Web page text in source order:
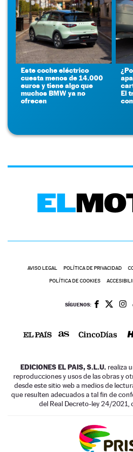
Este coche eléctrico
cuesta menos de 14.000
euros y tiene algo que
muchos BMW ya no
ofrecen
El
AVISO LEGAL POLÍTICA DE PRIVACIDAD
POLÍTICA DE COOKIES
SÍGUENOS:
EDICIONES EL PAIS, S.L.U. realiza
reproducciones y usos de las obras y
desde este sitio web a medios de
que resulten adecuados a tal fin de
del Real Decreto-ley 24/2021,